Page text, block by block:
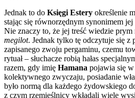
Jednak to do Księgi Estery określenie
stając się równorzędnym synonimem
Nie znaczy to, że jej treść wiedzie prym
megilot. Jednak tylko tę odczytuje się z
zapisanego zwoju pergaminu, czemu
rytuał – słuchacze robią hałas
razem, gdy imię Hamana pojawia się
kolektywnego zwyczaju, posiadanie
było normą dla każdego żydowskiego
z czym rzemieślnicy wkładali wiele